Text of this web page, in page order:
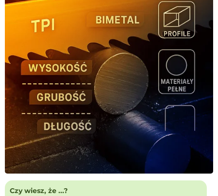
Czy wiesz, że ...?